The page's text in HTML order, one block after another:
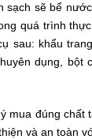
sạch sẽ bể
quá trình
sau: khẩu
dụng, bột
mua đúng chất
và an toàn